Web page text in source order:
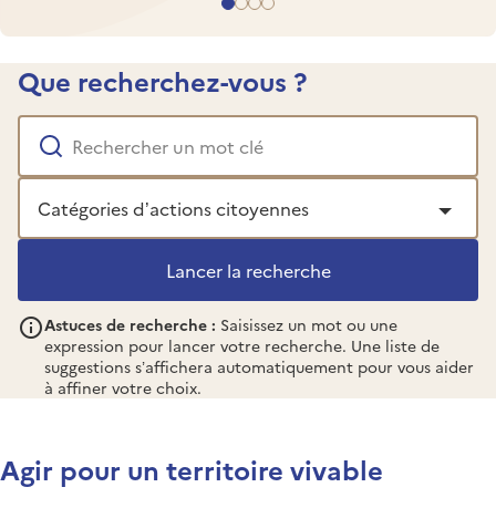
Slide
Slide
SlideSlide
Que recherchez-vous ?
un mot clé
Catégories
d’actions
citoyennes
Les options disponibles sont filtrées au fur et à mesure
Astuces de recherche : Saisissez un mot ou une
expression pour lancer votre recherche. Une liste de
suggestions s’affichera automatiquement pour vous aider
à affiner votre choix.
Agir pour un territoire vivable